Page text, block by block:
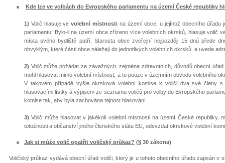
Kde lze ve volbách do Evropského parlamentu na území České republiky
1) Volič hlasuje vevolební místnosti na území obce, u jejíhož obecního úřadu
parlamentu. Bylo-li na území obce zřízeno více volebních okrsků, hlasuje volič
místa svého bydliště patří. Starosta obce zveřejní nejpozději 15 dnů přede
obvyklým, které části obce náležejí do jednotlivých volebních okrsků, a uvede
2) Volič může požádat ze závažných, zejména zdravotních, důvodů obecní
mohl hlasovat mimo volební místnost, a to pouze v územním obvodu volebního
V takovém případě vyšle okrsková volební komise k voliči dva své členy
hlasovacími lístky a výpisem ze seznamu voličů pro volby do Evropského
komise tak, aby byla zachována tajnost hlasování.
3) Volič může hlasovat v jakékoli volební místnosti na území České
totožnosti a občanství jiného členského státu EU, odevzdat okrskové volební
Jak si může volič opatřit voličský průkaz? (§ 30 zákona)
Voličský průkaz vydává obecní úřad voliči, který je u tohoto obecního úřadu zapsán v